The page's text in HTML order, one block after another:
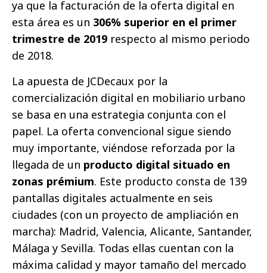
ya que la facturación de la oferta digital en
esta área es un 306% superior en el primer
trimestre de 2019 respecto al mismo periodo
de 2018.
La apuesta de JCDecaux por la
comercialización digital en mobiliario urbano
se basa en una estrategia conjunta con el
papel. La oferta convencional sigue siendo
muy importante, viéndose reforzada por la
llegada de un producto digital situado en
zonas prémium. Este producto consta de 139
pantallas digitales actualmente en seis
ciudades (con un proyecto de ampliación en
marcha): Madrid, Valencia, Alicante, Santander,
Málaga y Sevilla. Todas ellas cuentan con la
máxima calidad y mayor tamaño del mercado